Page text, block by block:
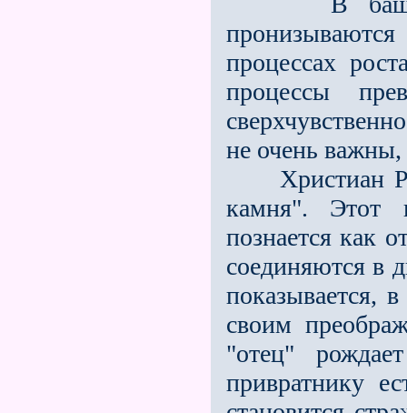
процессах
процессы
не очень
Христиан
камня". Этот
познается как
соединяются в
показывается,
своим
"отец"
привратнику